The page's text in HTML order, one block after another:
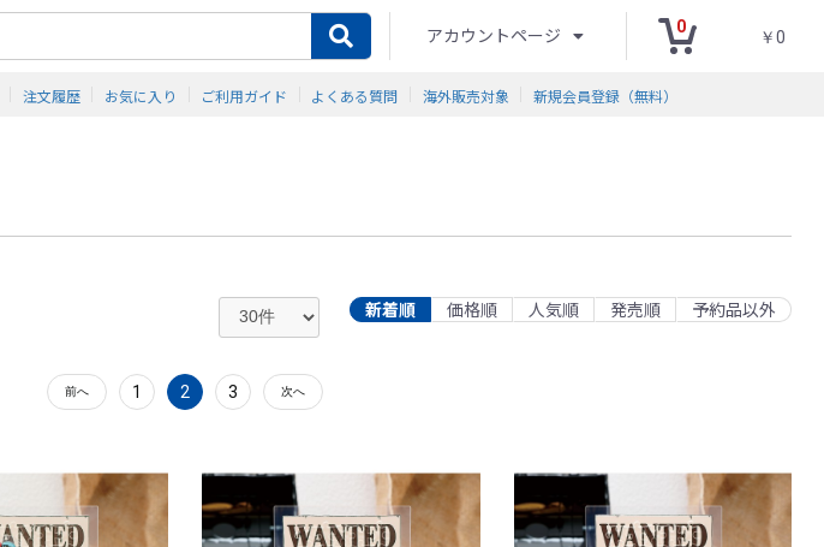
アカウントページ 0
￥0
注文履歴 お気に入り ご利用ガイド よくある質問 海外販売対象 新規会員登録（無料）
新着順 価格順 人気順 発売順 予約品以外
前へ 1 2 3 次へ